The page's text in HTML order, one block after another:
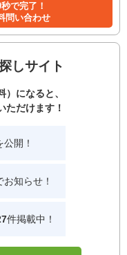
で完了！
問い合わせ
しサイト
になると、
ただけます！
開！
知らせ！
件掲載中！